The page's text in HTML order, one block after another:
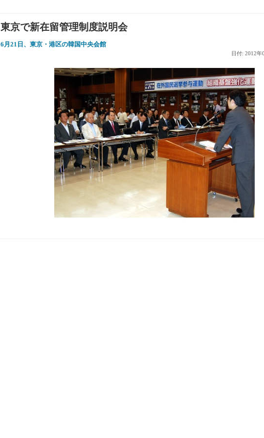
東京で新在留管理制度説明会
6月21日、東京・港区の韓国中央会館
日付: 2012年